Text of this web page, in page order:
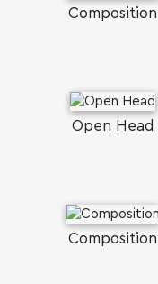
Composition
Open Head
Composition